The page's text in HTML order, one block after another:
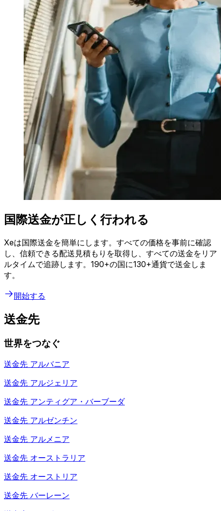
国際送金が正しく行われる
Xeは国際送金を簡単にします。すべての価格を事前に確認
し、信頼できる配送見積もりを取得し、すべての送金をリア
ルタイムで追跡します。190+の国に130+通貨で送金しま
す。
開始する
送金先
世界をつなぐ
送金先 アルバニア
送金先 アルジェリア
送金先 アンティグア・バーブーダ
送金先 アルゼンチン
送金先 アルメニア
送金先 オーストラリア
送金先 オーストリア
送金先 バーレーン